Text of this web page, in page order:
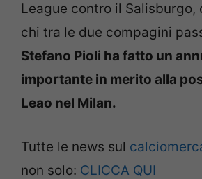
League contro il Salisburgo,
chi tra le due compagini
Stefano Pioli ha fatto un
importante in merito alla
Leao nel Milan.
Tutte le news sul
non solo: CLICCA QUI